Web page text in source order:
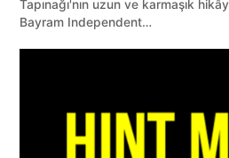
Tapınağı'nın uzun ve karmaşık
Bayram Independent…